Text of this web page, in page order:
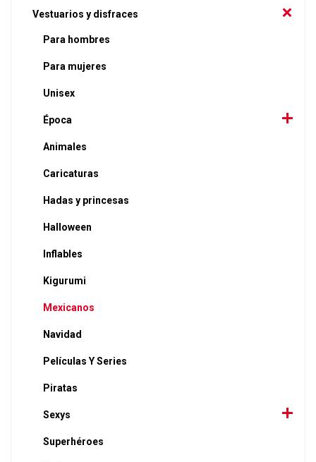
Vestuarios y disfraces
Para hombres
Para mujeres
Unisex
Época
Animales
Caricaturas
Hadas y princesas
Halloween
Inflables
Kigurumi
Mexicanos
Navidad
Películas Y Series
Piratas
Sexys
Superhéroes